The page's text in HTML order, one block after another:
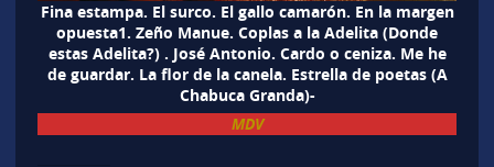
Fina estampa. El surco. El gallo camarón. En la margen
opuesta1. Zeño Manue. Coplas a la Adelita (Donde
estas Adelita?) . José Antonio. Cardo o ceniza. Me he
de guardar. La flor de la canela. Estrella de poetas (A
Chabuca Granda)-
MDV